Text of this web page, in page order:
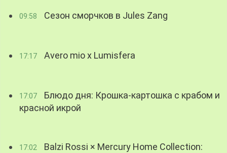
09:58 Сезон сморчков в Jules Zang
17:17 Avero mio x Lumisfera
17:07
Блюдо дня: Крошка-картошка с крабом и
красной икрой
17:02
Balzi Rossi × Mercury Home Collection: